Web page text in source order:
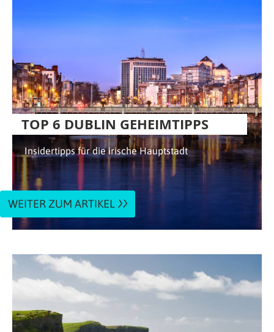
TOP 6 DUBLIN GEHEIMTIPPS
Insidertipps für die irische Hauptstadt
WEITER ZUM ARTIKEL